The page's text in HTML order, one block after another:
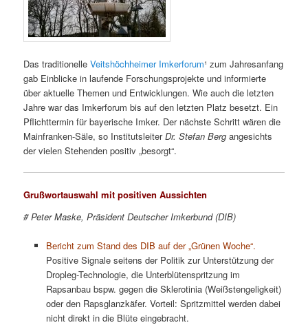
Das traditionelleVeitshöchheimer Imkerforum¹ zum Jahresanfang
gab Einblicke in laufende Forschungsprojekte und informierte
über aktuelle Themen und Entwicklungen. Wie auch die letzten
Jahre war das Imkerforum bis auf den letzten Platz besetzt. Ein
Pflichttermin für bayerische Imker. Der nächste Schritt wären die
Mainfranken-Säle, so InstitutsleiterDr. Stefan Berg angesichts
der vielen Stehenden positiv „besorgt“.
Grußwortauswahl mit positiven Aussichten
# Peter Maske, Präsident Deutscher Imkerbund (DIB)
Bericht zum Stand des DIB auf der „Grünen Woche“.
Positive Signale seitens der Politik zur Unterstützung der
Dropleg-Technologie, die Unterblütenspritzung im
Rapsanbau bspw. gegen die Sklerotinia (Weißstengeligkeit)
oder den Rapsglanzkäfer. Vorteil: Spritzmittel werden dabei
nicht direkt in die Blüte eingebracht.